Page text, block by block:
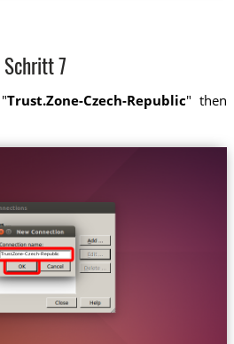
Schritt 7
Trust.Zone-Czech-Republic" then
Trust.Zone-Czech-Republic